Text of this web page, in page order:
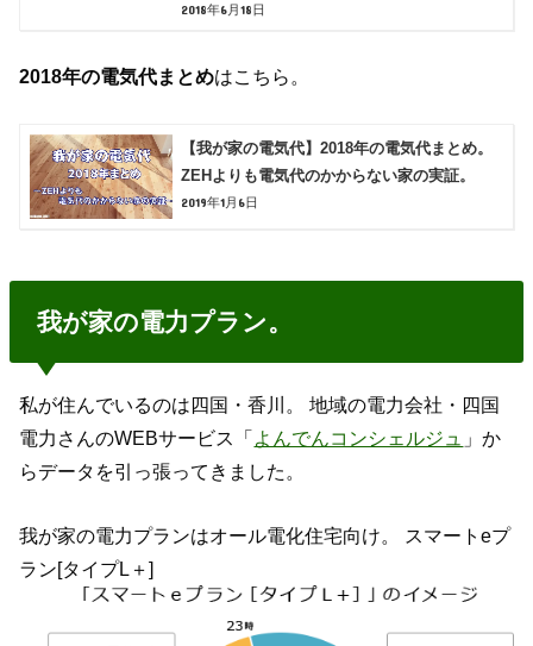
2018年6月18日
2018年の電気代まとめはこちら。
【我が家の電気代】2018年の電気代まとめ。
ZEHよりも電気代のかからない家の実証。
2019年1月6日
我が家の電力プラン。
私が住んでいるのは四国・香川。 地域の電力会社・四国
電力さんのWEBサービス「よんでんコンシェルジュ 」か
らデータを引っ張ってきました。
我が家の電力プランはオール電化住宅向け。 スマートeプ
ラン[タイプL＋]